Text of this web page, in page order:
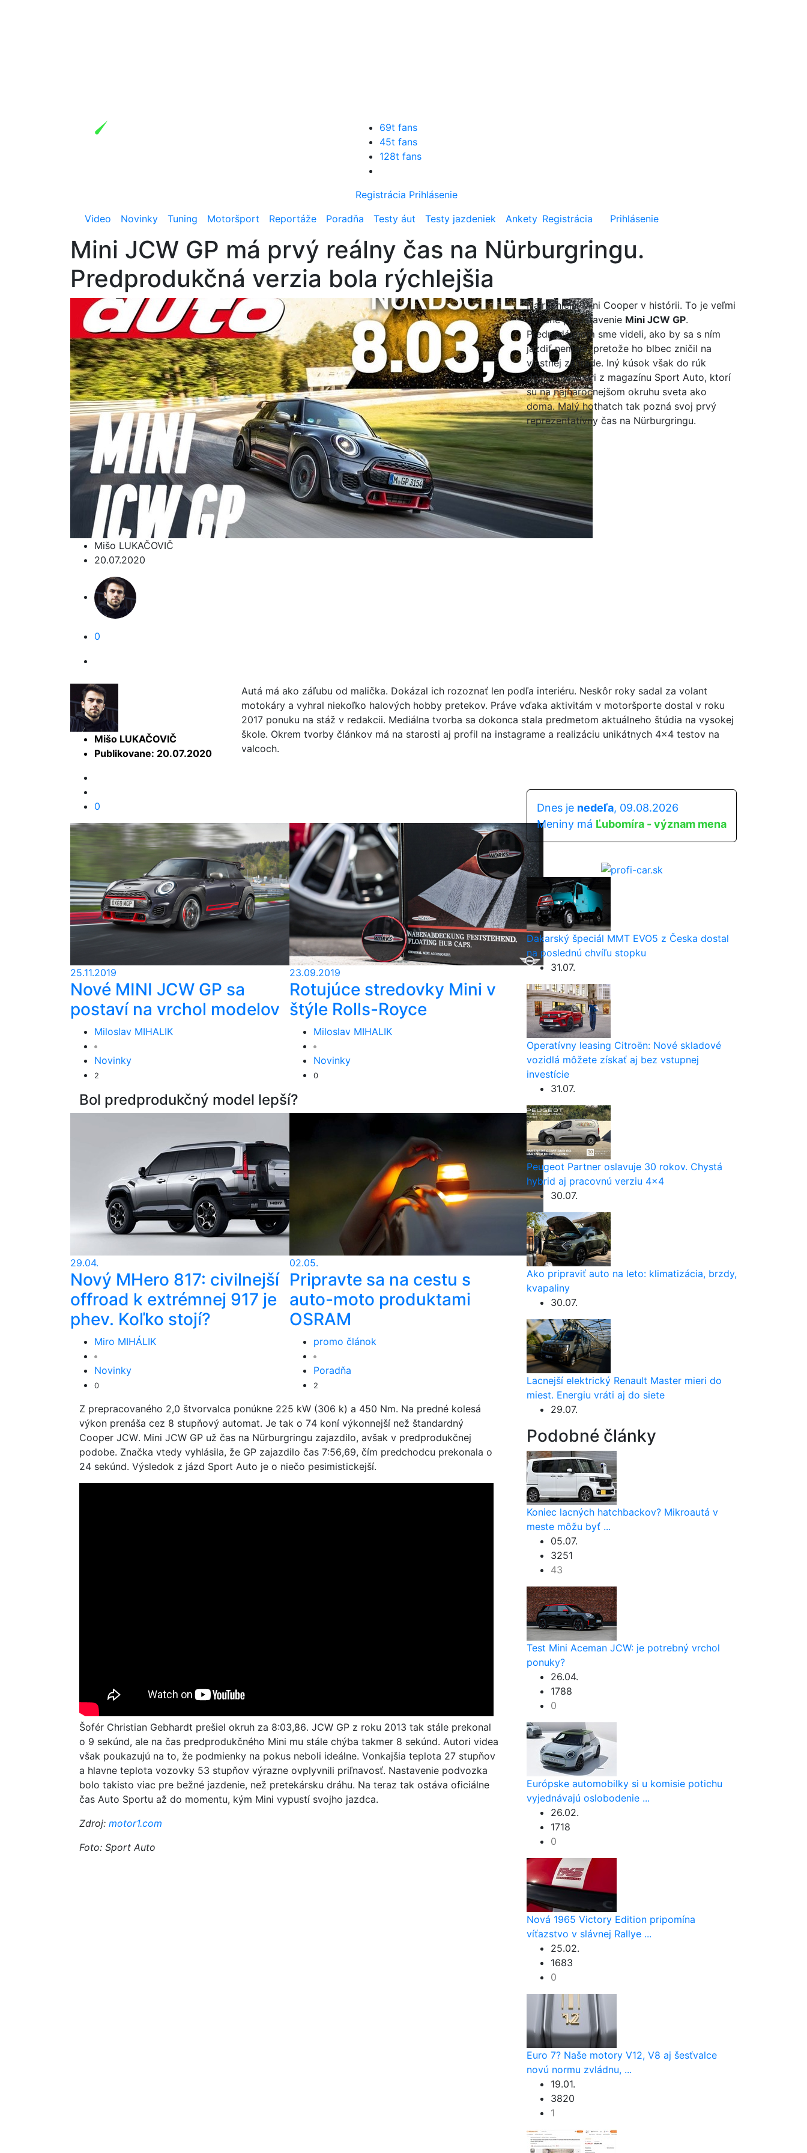
69t fans
45t fans
128t fans
Registrácia Prihlásenie
Video
Novinky Tuning Motoršport Reportáže Poradňa Testy áut Testy jazdeniek Ankety Registrácia Prihlásenie
Mini JCW GP má prvý reálny čas na Nürburgringu.
Predprodukčná verzia bola rýchlejšia
Mišo LUKAČOVIČ
20.07.2020
0
Najrýchlejší Mini Cooper v histórii. To je veľmi
stručné predstavenie Mini JCW GP.
Prednedávnom sme videli, ako by sa s ním
jazdiť nemalo, pretože ho blbec zničil na
vlastnej záhrade. Iný kúsok však do rúk
dostali novinári z magazínu Sport Auto, ktorí
sú na najnáročnejšom okruhu sveta ako
doma. Malý hothatch tak pozná svoj prvý
reprezentatívny čas na Nürburgringu.
Mišo LUKAČOVIČ
Publikovane: 20.07.2020
Autá má ako záľubu od malička. Dokázal ich rozoznať len podľa interiéru. Neskôr roky sadal za volant
motokáry a vyhral niekoľko halových hobby pretekov. Práve vďaka aktivitám v motoršporte dostal v roku
2017 ponuku na stáž v redakcii. Mediálna tvorba sa dokonca stala predmetom aktuálneho štúdia na vysokej
škole. Okrem tvorby článkov má na starosti aj profil na instagrame a realizáciu unikátnych 4x4 testov na
valcoch.
0
25.11.2019
Nové MINI JCW GP sa
postaví na vrchol modelov
Miloslav MIHALIK
Novinky
2
23.09.2019
Rotujúce stredovky Mini v
štýle Rolls-Royce
Miloslav MIHALIK
Novinky
0
Bol predprodukčný model lepší?
29.04.
Nový MHero 817: civilnejší
offroad k extrémnej 917 je
phev. Koľko stojí?
Miro MIHÁLIK
Novinky
0
02.05.
Pripravte sa na cestu s
auto-moto produktami
OSRAM
promo článok
Poradňa
2
Z prepracovaného 2,0 štvorvalca ponúkne 225 kW (306 k) a 450 Nm. Na predné kolesá
výkon prenáša cez 8 stupňový automat. Je tak o 74 koní výkonnejší než štandardný
Cooper JCW. Mini JCW GP už čas na Nürburgringu zajazdilo, avšak v predprodukčnej
podobe. Značka vtedy vyhlásila, že GP zajazdilo čas 7:56,69, čím predchodcu prekonala o
24 sekúnd. Výsledok z jázd Sport Auto je o niečo pesimistickejší.
Šofér Christian Gebhardt prešiel okruh za 8:03,86. JCW GP z roku 2013 tak stále prekonal
o 9 sekúnd, ale na čas predprodukčného Mini mu stále chýba takmer 8 sekúnd. Autori videa
však poukazujú na to, že podmienky na pokus neboli ideálne. Vonkajšia teplota 27 stupňov
a hlavne teplota vozovky 53 stupňov výrazne ovplyvnili priľnavosť. Nastavenie podvozka
bolo takisto viac pre bežné jazdenie, než pretekársku dráhu. Na teraz tak ostáva oficiálne
čas Auto Sportu až do momentu, kým Mini vypustí svojho jazdca.
Zdroj: motor1.com
Foto: Sport Auto
Dnes je nedeľa, 09.08.2026
Meniny má Ľubomíra - význam mena
Dakarský špeciál MMT EVO5 z Česka dostal
na poslednú chvíľu stopku
31.07.
Operatívny leasing Citroën: Nové skladové
vozidlá môžete získať aj bez vstupnej
investície
31.07.
Peugeot Partner oslavuje 30 rokov. Chystá
hybrid aj pracovnú verziu 4×4
30.07.
Ako pripraviť auto na leto: klimatizácia, brzdy,
kvapaliny
30.07.
Lacnejší elektrický Renault Master mieri do
miest. Energiu vráti aj do siete
29.07.
Podobné články
Koniec lacných hatchbackov? Mikroautá v
meste môžu byť ...
05.07.
3251
43
Test Mini Aceman JCW: je potrebný vrchol
ponuky?
26.04.
1788
0
Európske automobilky si u komisie potichu
vyjednávajú oslobodenie ...
26.02.
1718
0
Nová 1965 Victory Edition pripomína
víťazstvo v slávnej Rallye ...
25.02.
1683
0
Euro 7? Naše motory V12, V8 aj šesťvalce
novú normu zvládnu, ...
19.01.
3820
1